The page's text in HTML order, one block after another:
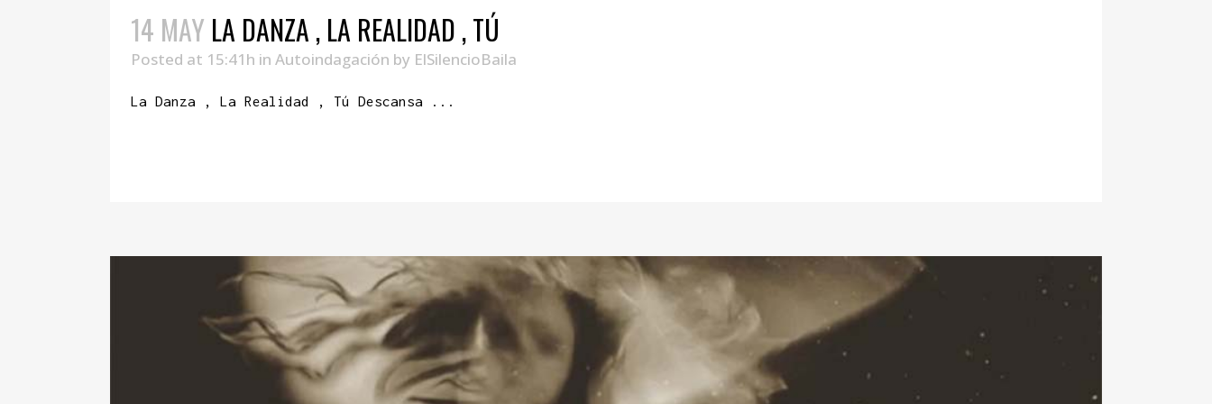
14 MAY LA DANZA , LA REALIDAD , TÚ
Posted at 15:41h in Autoindagación by ElSilencioBaila
La Danza , La Realidad , Tú Descansa ...